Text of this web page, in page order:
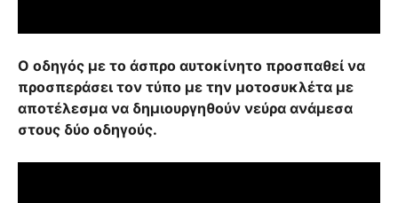
Ο οδηγός με το άσπρο αυτοκίνητο προσπαθεί να
προσπεράσει τον τύπο με την μοτοσυκλέτα με
αποτέλεσμα να δημιουργηθούν νεύρα ανάμεσα
στους δύο οδηγούς.